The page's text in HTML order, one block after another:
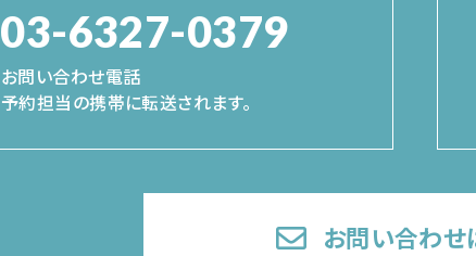
03-6327-0379
お問い合わせ電話
予約担当の携帯に転送されます。
お問い合わせ